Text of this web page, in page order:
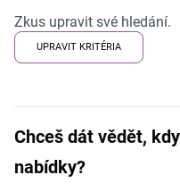
Zkus upravit své hledání.
UPRAVIT KRITÉRIA
Chceš dát vědět,
nabídky?